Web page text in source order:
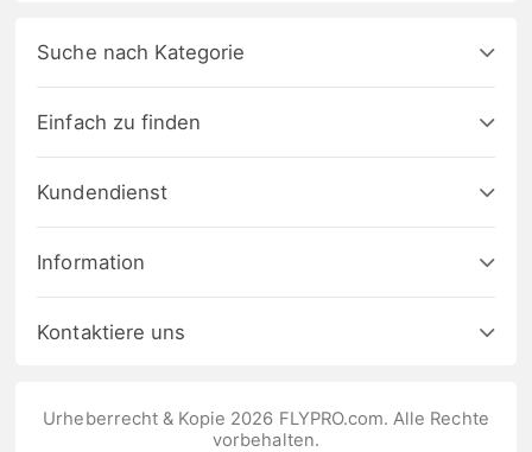
Suche nach Kategorie
Einfach zu finden
Kundendienst
Information
Kontaktiere uns
Urheberrecht & Kopie 2026 FLYPRO.com. Alle Rechte
vorbehalten.